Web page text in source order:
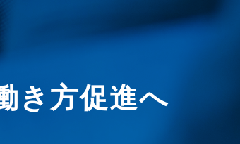
き方促進へ